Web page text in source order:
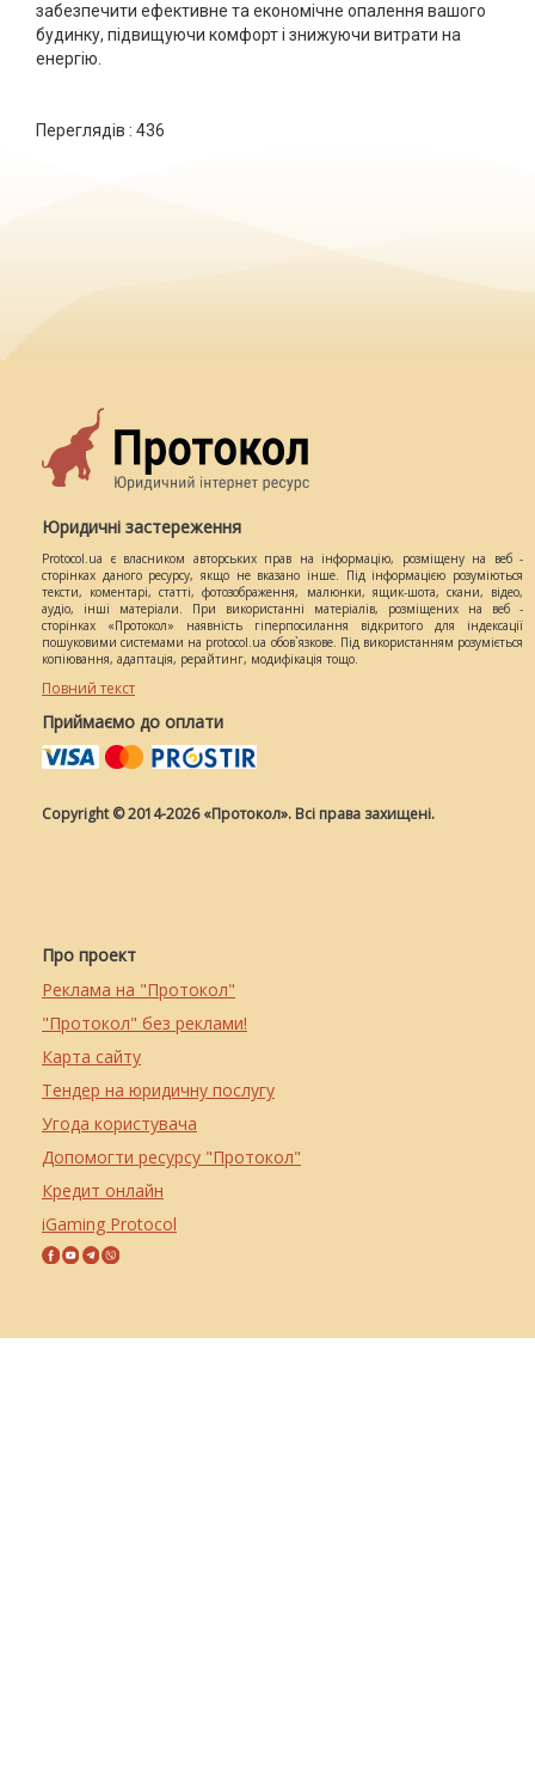
забезпечити ефективне та економічне опалення вашого
будинку, підвищуючи комфорт і знижуючи витрати на
енергію.
Переглядів : 436
Юридичні застереження
Protocol.ua є власником авторських прав на інформацію, розміщену на веб -
сторінках даного ресурсу, якщо не вказано інше. Під інформацією розуміються
тексти, коментарі, статті, фотозображення, малюнки, ящик-шота, скани, відео,
аудіо, інші матеріали. При використанні матеріалів, розміщених на веб -
сторінках «Протокол» наявність гіперпосилання відкритого для індексації
пошуковими системами на protocol.ua обов`язкове. Під використанням розуміється
копіювання, адаптація, рерайтинг, модифікація тощо.
Повний текст
Приймаємо до оплати
Copyright © 2014-2026 «Протокол». Всі права захищені.
Про проект
Реклама на "Протокол"
"Протокол" без реклами!
Карта сайту
Тендер на юридичну послугу
Угода користувача
Допомогти ресурсу "Протокол"
Кредит онлайн
iGaming Protocol